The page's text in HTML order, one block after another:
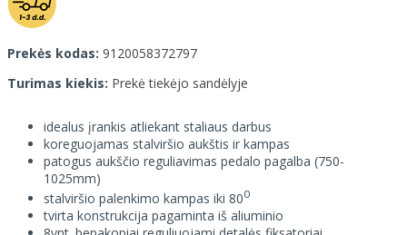
Prekės kodas: 9120058372797
Turimas kiekis: Prekė tiekėjo sandėlyje
idealus įrankis atliekant staliaus darbus
koreguojamas stalviršio aukštis ir kampas
patogus aukščio reguliavimas pedalo pagalba (750-
1025mm)
stalviršio palenkimo kampas iki 800
tvirta konstrukcija pagaminta iš aliuminio